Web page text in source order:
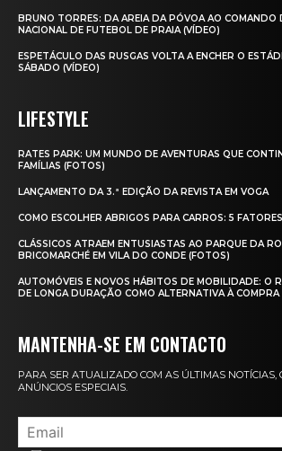
BRUNO TORRES: DA AREIA DA PÓVOA AO COMANDO
NACIONAL DE FUTEBOL DE PRAIA (VÍDEO)
ESPETÁCULO DAS RUSGAS VOLTA A ENCHER O
SÁBADO (VÍDEO)
LIFESTYLE
RATES PARK: UM MUNDO DE AVENTURAS QUE
FAMÍLIAS (FOTOS)
LANÇAMENTO DA 3.ª EDIÇÃO DA REVISTA EM VOGA
COMO ESCOLHER ABRIGOS PARA CARROS: 5
CLÁSSICOS ATRAEM ENTUSIASTAS AO PARQUE DA
BRICOMARCHÉ EM VILA DO CONDE (FOTOS)
AUTOMÓVEIS E NOVOS HÁBITOS DE MOBILIDADE: O
DE LONGA DURAÇÃO COMO ALTERNATIVA À COMPRA
MANTENHA-SE EM CONTACTO
PARA SER ATUALIZADO COM AS ÚLTIMAS NOTÍCIAS,
ANÚNCIOS ESPECIAIS.